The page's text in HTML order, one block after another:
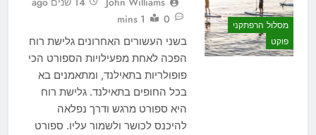
מסלול הרפתקני
פוקט
0
1 mins
בשני העשורים האחרונים גלישת רוח
הפכה לאחת מפעילויות הספורט הכי
פופולריות בתאילנד, ומתאמנים בא
בכל החופים בתאילנד. גלישת רוח
היא ספורט מרגש ודרך נפלאה
להיכנס לכושר ולשמור עליו. ספורט